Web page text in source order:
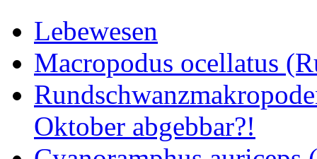
Lebewesen
Macropodus ocellatus
Oktober abgebbar?!